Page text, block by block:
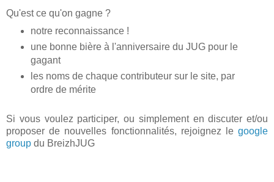
Qu'est ce qu'on gagne ?
notre reconnaissance !
une bonne bière à l'anniversaire du JUG pour le
gagant
les noms de chaque contributeur sur le site, par
ordre de mérite
Si vous voulez participer, ou simplement en discuter et/ou
proposer de nouvelles fonctionnalités, rejoignez le google
group du BreizhJUG